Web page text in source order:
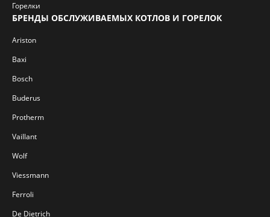
Горелки
БРЕНДЫ ОБСЛУЖИВАЕМЫХ КОТЛОВ И ГОРЕЛОК
Ariston
Baxi
Bosch
Buderus
Protherm
Vaillant
Wolf
Viessmann
Ferroli
De Dietrich